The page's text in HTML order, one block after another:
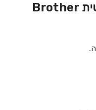
משולבת צבעונית אלחוטית Brother